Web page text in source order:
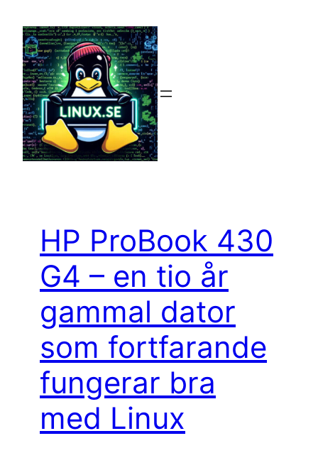
innehåll
HP ProBook 430
G4 – en tio år
gammal dator
som fortfarande
fungerar bra
med Linux